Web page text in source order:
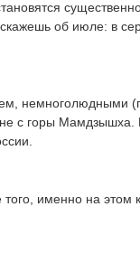
об июле: в
немноголюдными
с горы
именно на этом